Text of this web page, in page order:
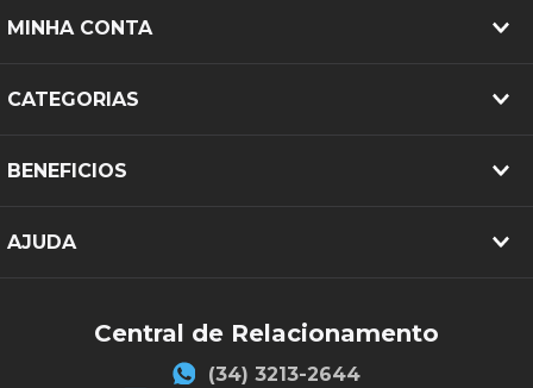
MINHA CONTA
CATEGORIAS
BENEFICIOS
AJUDA
Central de Relacionamento
(34) 3213-2644